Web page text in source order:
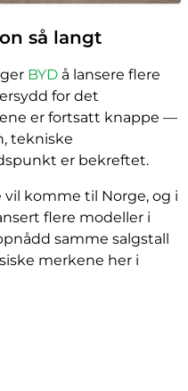
så langt
BYD å lansere flere
for det
er fortsatt knappe —
tekniske
er bekreftet.
komme til Norge, og i
flere modeller i
samme salgstall
merkene her i